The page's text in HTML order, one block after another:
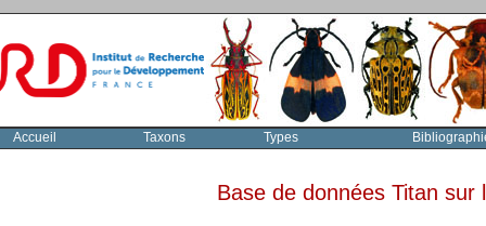
Accueil Taxons Types
Base de données Titan